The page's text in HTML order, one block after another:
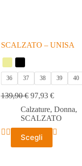
SCALZATO – UNISA
36 37 38 39 40
139,90€ 97,93 €
Calzature, Donna,
SCALZATO
Scegli
Questo
prodotto